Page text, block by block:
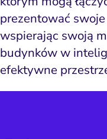
prezentować
wspierając swoją
budynków w
efektywne